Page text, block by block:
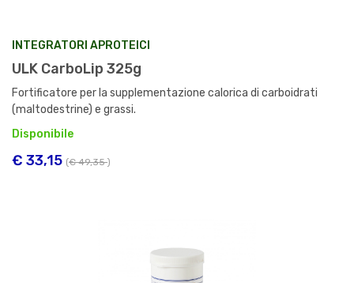
INTEGRATORI APROTEICI
ULK CarboLip 325g
Fortificatore per la supplementazione calorica di carboidrati
(maltodestrine) e grassi.
Disponibile
€ 33,15 (€ 49,35)